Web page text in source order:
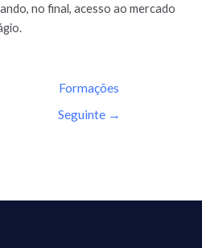
no final, acesso ao mercado
Formações
Seguinte →